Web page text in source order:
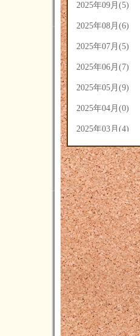
2025年09月(5)
2025年08月(6)
2025年07月(5)
2025年06月(7)
2025年05月(9)
2025年04月(0)
2025年03月(4)
2025年02月(5)
2025年01月(3)
2024年12月(3)
2024年11月(4)
2024年10月(14)
2024年09月(14)
2024年08月(7)
2024年07月(16)
2024年06月(9)